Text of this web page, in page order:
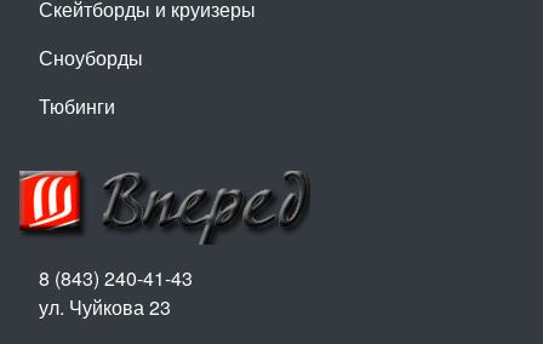
Скейтборды и круизеры
Сноуборды
Тюбинги
8 (843) 240-41-43
ул. Чуйкова 23